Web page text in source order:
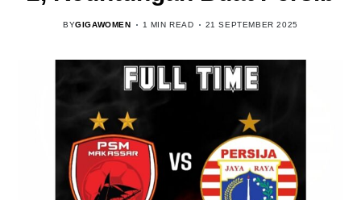
BYGIGAWOMEN 1 MIN READ 21 SEPTEMBER 2025